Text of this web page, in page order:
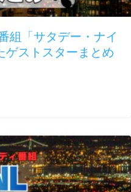
組「サタデー・ナイ
ゲストスターまとめ